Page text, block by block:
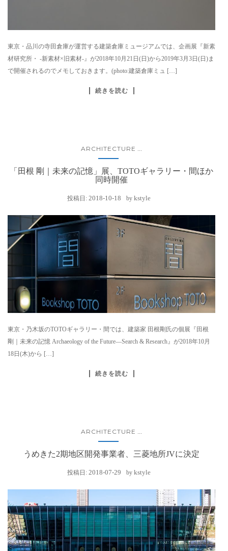
東京・品川の寺田倉庫が運営する建築倉庫ミュージアムでは、企画展『新素
材研究所・ -新素材×旧素材-』が2018年10月21日(日)から2019年3月3日(日)ま
で開催されるのでメモしておきます。(photo:建築倉庫ミュ […]
続きを読む
ARCHITECTURE
「田根 剛｜未来の記憶」展、TOTOギャラリー・間ほか
同時開催
投稿日: 2018-10-18 by kstyle
東京・乃木坂のTOTOギャラリー・間では、建築家 田根剛氏の個展『田根
剛｜未来の記憶 Archaeology of the Future―Search & Research』が2018年10月
18日(木)から […]
続きを読む
ARCHITECTURE ...
うめきた2期地区開発事業者、三菱地所JVに決定
投稿日: 2018-07-29 by kstyle